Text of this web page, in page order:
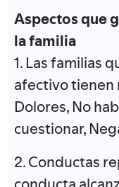
Aspectos que
la familia
1. Las familias
afectivo tienen
Dolores, No
cuestionar,
2. Conductas